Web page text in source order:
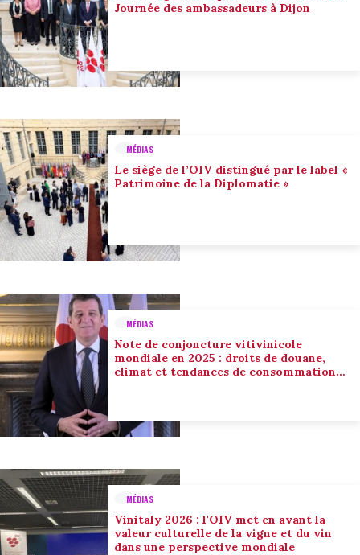
Journée des ambassadeurs à Dijon
MÉDIAS
Le siège de l’OIV distingué par le label «
Patrimoine de la Diplomatie »
MÉDIAS
Note de conjoncture vitivinicole
mondiale en 2025 : droits de douane,
climat et tendances de consommation
MÉDIAS
Vinitaly 2026 : l'OIV met en avant la
valeur culturelle de la vigne et du vin
dans une perspective mondiale